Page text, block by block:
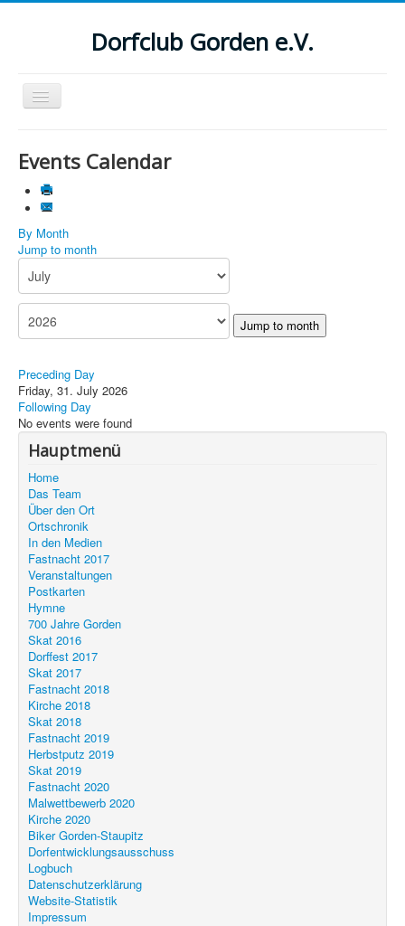
Dorfclub Gorden e.V.
Navigation
an/aus
Suchen
...
Events Calendar
By Month
Jump to month
Jump to month
Preceding Day
Friday, 31. July 2026
Following Day
No events were found
Hauptmenü
Home
Das Team
Über den Ort
Ortschronik
In den Medien
Fastnacht 2017
Veranstaltungen
Postkarten
Hymne
700 Jahre Gorden
Skat 2016
Dorffest 2017
Skat 2017
Fastnacht 2018
Kirche 2018
Skat 2018
Fastnacht 2019
Herbstputz 2019
Skat 2019
Fastnacht 2020
Malwettbewerb 2020
Kirche 2020
Biker Gorden-Staupitz
Dorfentwicklungsausschuss
Logbuch
Datenschutzerklärung
Website-Statistik
Impressum